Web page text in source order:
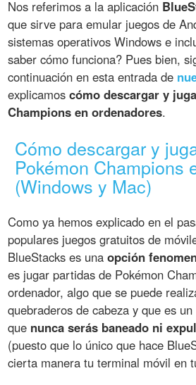
Nos referimos a la aplicación
que sirve para emular juegos de
sistemas operativos Windows e
saber cómo funciona? Pues bien,
continuación en esta entrada de
explicamoscómo descargar y
Champions en ordenadores.
Cómo descargar y
Pokémon Champions
(Windows y Mac)
Como ya hemos explicado en el
populares juegos gratuitos de
BlueStacks es unaopción
es jugar partidas de Pokémon
ordenador, algo que se puede
quebraderos de cabeza y que es un
que nunca serás baneado ni
(puesto que lo único que hace
cierta manera tu terminal móvil en